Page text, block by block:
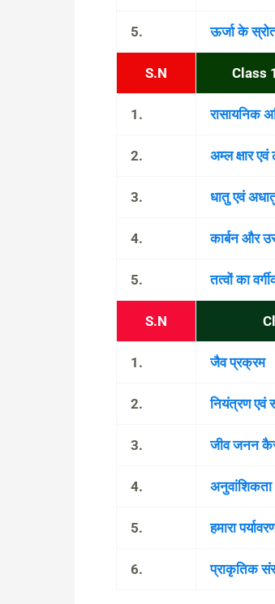
5. ऊर्जा के
S.N Class
1. रासायनिक
2. अम्ल क्षार
3. धातु एवं
4. कार्बन और
5. तत्वों का
S.N
1. जैव प्रक्रम
2. नियंत्रण एवं
3. जीव जनन
4.
5. हमारा
6. प्राकृतिक